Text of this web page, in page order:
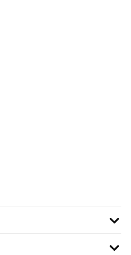
von einigen Kunden
um dieses Problem bei
und zu verbessern.
ziehen oder wir Sie
Ihnen gerne weiter.
warmer Umgebung die 5